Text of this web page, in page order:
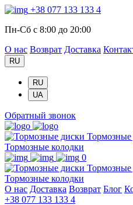
+38 077 133 133 4
Пн-Сб с 8:00 до 20:00
О нас Возврат Доставка
RU
RU
UA
Обратный звонок
Тормозные
Тормозные колодки
0
Тормозные
Тормозные колодки
О нас Доставка Возврат Блог
+38 077 133 133 4